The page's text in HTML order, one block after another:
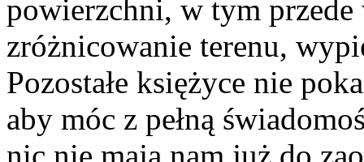
powierzchni, w tym
zróżnicowanie terenu,
Pozostałe księżyce nie
aby móc z pełną
nic nie mają nam już do